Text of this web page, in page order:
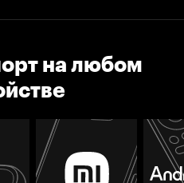
на любом